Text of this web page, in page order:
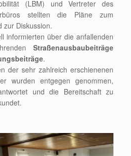
(LBM) und Vertreter des
stellten die Pläne zum
zur Diskussion.
informierten über die anfallenden
Straßenausbaubeiträge
.
der sehr zahlreich erschienenen
wurden entgegen genommen,
und die Bereitschaft zu